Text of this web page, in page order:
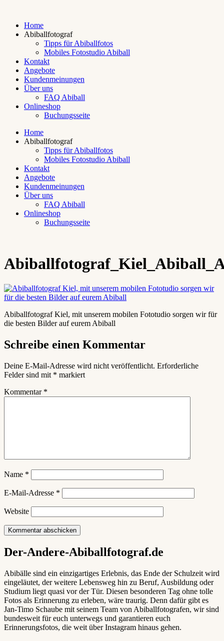
Home
Abiballfotograf
Tipps für Abiballfotos
Mobiles Fotostudio Abiball
Kontakt
Angebote
Kundenmeinungen
Über uns
FAQ Abiball
Onlineshop
Buchungsseite
Home
Abiballfotograf
Tipps für Abiballfotos
Mobiles Fotostudio Abiball
Kontakt
Angebote
Kundenmeinungen
Über uns
FAQ Abiball
Onlineshop
Buchungsseite
Abiballfotograf Kiel, mit unserem mobilen Fototudio sorgen wir für
die besten Bilder auf eurem Abiball
Schreibe einen Kommentar
Deine E-Mail-Adresse wird nicht veröffentlicht. Erforderliche
Felder sind mit * markiert
Kommentar *
Name *
E-Mail-Adresse *
Website
Der-Andere-Abiballfotograf.de
Abibälle sind ein einzigartiges Erlebnis, das Ende der Schulzeit wird
eingeläutet, der weitere Lebensweg hin zu Beruf, Ausbildung oder
Studium liegt quasi vor der Tür. Diesen besonderen Tag ohne tolle
Fotos als Erinnerung zu erleben, wäre traurig. Denn dafür gibt es
Jan-Timo Schaube mit seinem Team von Abiballfotografen, wir sind
bundesweit für euch unterwegs und garantieren euch
Erinnerungsfotos, die weit über Instagram hinaus gehen.